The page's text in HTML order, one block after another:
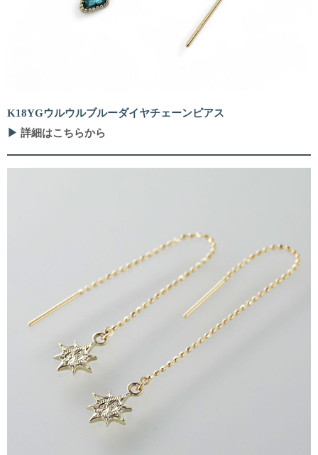
K18YGウルウルブルーダイヤチェーンピアス
▶ 詳細はこちらから